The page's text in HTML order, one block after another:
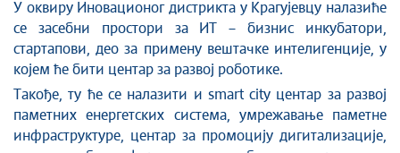
У оквиру Иновационог дистрикта у Крагујевцу налазиће
се засебни простори за ИТ – бизнис инкубатори,
стартапови, део за примену вештачке интелигенције, у
којем ће бити центар за развој роботике.
Такође, ту ће се налазити и smart city центар за развој
паметних енергетских система, умрежавање паметне
инфраструктуре, центар за промоцију дигитализације,